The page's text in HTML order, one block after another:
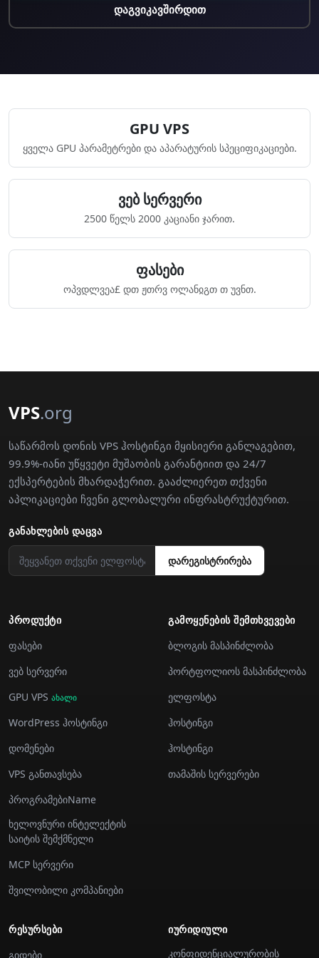
დაგვიკავშირდით
GPU VPS
ყველა GPU პარამეტრები და აპარატურის სპეციფიკაციები.
ვებ სერვერი
2500 წელს 2000 კაციანი ჯარით.
ფასები
ოპვდლვეა£ დთ ჟთრვ ოლანჲგთ თ უვნთ.
VPS.org
საწარმოს დონის VPS ჰოსტინგი მყისიერი განლაგებით,
99.9%-იანი უწყვეტი მუშაობის გარანტიით და 24/7
ექსპერტების მხარდაჭერით. გააძლიერეთ თქვენი
აპლიკაციები ჩვენი გლობალური ინფრასტრუქტურით.
ᲒᲐᲜᲐᲮᲚᲔᲑᲘᲡ ᲓᲐᲪᲕᲐ
დარეგისტრირება
ᲞᲠᲝᲓᲣᲥᲢᲘ
ფასები
ვებ სერვერი
GPU VPS ახალი
WordPress ჰოსტინგი
დომენები
VPS განთავსება
პროგრამებიName
ხელოვნური ინტელექტის
საიტის შემქმნელი
MCP სერვერი
შვილობილი კომპანიები
ᲒᲐᲛᲝᲧᲔᲜᲔᲑᲘᲡ ᲨᲔᲛᲗᲮᲕᲔᲕᲔᲑᲘ
ბლოგის მასპინძლობა
პორტფოლიოს მასპინძლობა
ელფოსტა
ჰოსტინგი
ჰოსტინგი
თამაშის სერვერები
ᲠᲔᲡᲣᲠᲡᲔᲑᲘ
გიდები
ᲘᲣᲠᲘᲓᲘᲣᲚᲘ
კონფიდენციალურობის